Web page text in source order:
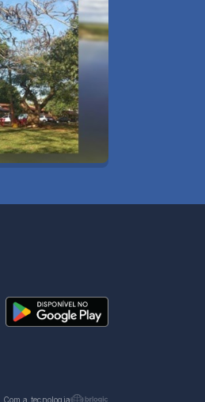
Com a tecnologia